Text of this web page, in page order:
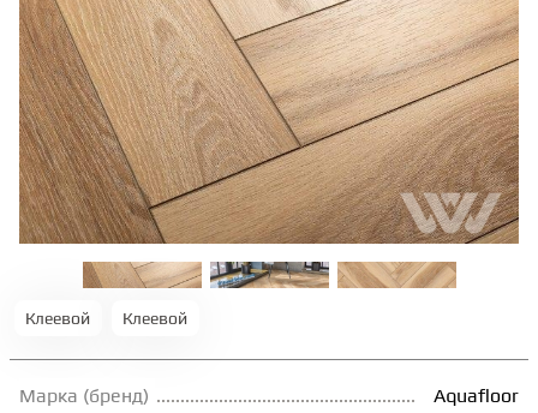
ТЕРРАСНАЯ ДОСКА
КОВРОВАЯ ПЛИТКА
МОДУЛЬНЫЕ ПВХ
Клеевой Клеевой
Марка (бренд)
Aquafloor